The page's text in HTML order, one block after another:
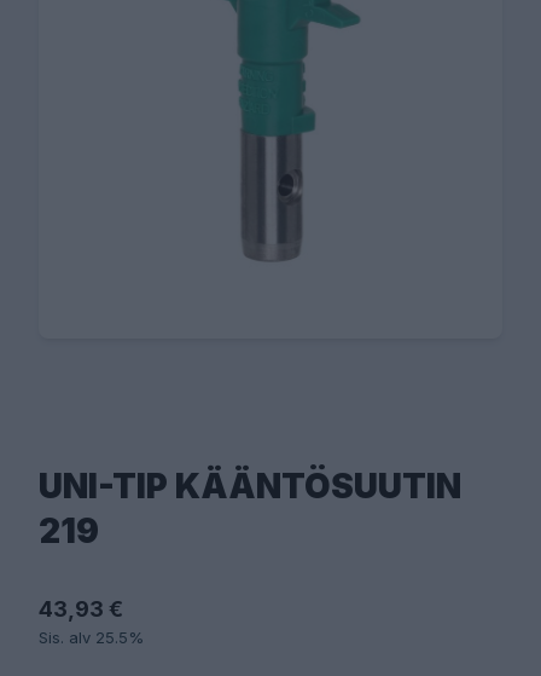
UNI-TIP KÄÄNTÖSUUTIN
219
43,93 €
Sis. alv 25.5%